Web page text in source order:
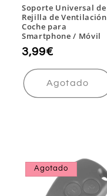
Soporte Universal de
Rejilla de Ventilación
Coche para
Smartphone / Móvil
Precio
habitual
3,99€
Agotado
Agotado